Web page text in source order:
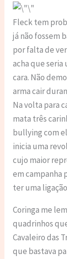
Fleck tem
já não fossem
por falta de
acha que seria
cara. Não
arma cair
Na volta para
mata três
bullying com
inicia uma
cujo maior
em campanha
ter uma
Coringa me
quadrinhos
Cavaleiro das
que bastava